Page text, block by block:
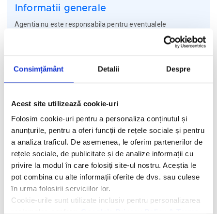
Consimțământ Detalii Despre
Acest site utilizează cookie-uri
Folosim cookie-uri pentru a personaliza conținutul și
anunțurile, pentru a oferi funcții de rețele sociale și pentru
a analiza traficul. De asemenea, le oferim partenerilor de
rețele sociale, de publicitate și de analize informații cu
privire la modul în care folosiți site-ul nostru. Aceștia le
pot combina cu alte informații oferite de dvs. sau culese
în urma folosirii serviciilor lor.
Cookie-urile sunt utilizate inclusiv pentru personalizarea
Informatii generale
Agentia nu este responsabila pentru eventualele
neconcordante care pot aparea intre informatiile asupra
tarifelelor si altor detalii din site si informatiile primite in
in agentie.
Datorita dinamicitatii domeniului disponibilitatea ofertelor
in limita locurilor disponibile.
Asigurare si licenta
Agentia Travel Matters functioneaza sub Licenta de Turism
nr. 1086 / 03.03.2025
Agentia Travel Matters este asigurata la Omniasig cu Polita
Seria I - Numarul 56861/ Valabilitate 12 luni – de la
06.02.2026 – 05.02.2027